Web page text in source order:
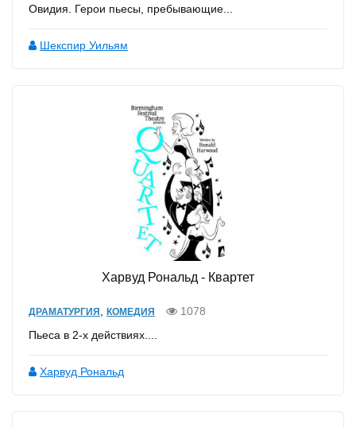
Овидия. Герои пьесы, пребывающие...
Шекспир Уильям
Харвуд Рональд - Квартет
ДРАМАТУРГИЯ КОМЕДИЯ
1078
Пьеса в 2-х действиях....
Харвуд Рональд